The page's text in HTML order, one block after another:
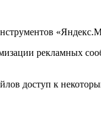
рекламных
доступ к